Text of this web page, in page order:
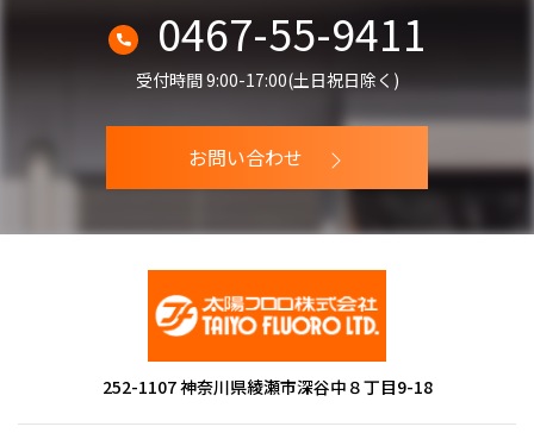
0467-55-9411
受付時間 9:00-17:00(土日祝日除く)
お問い合わせ
252-1107 神奈川県綾瀬市深谷中８丁目9-18